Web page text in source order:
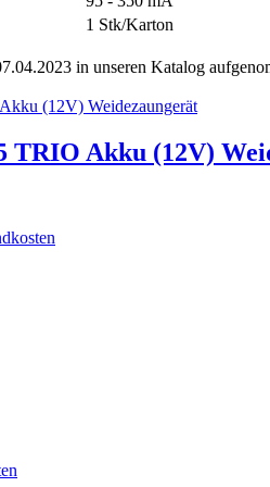
1 Stk/Karton
in unseren Katalog
TRIO Akku (12V)